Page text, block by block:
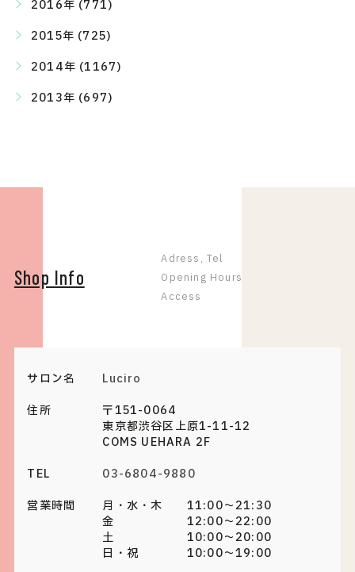
2016年 (771)
2015年 (725)
2014年 (1167)
2013年 (697)
Shop Info
Adress, Tel
Opening Hours
Access
サロン名
Luciro
住所
〒151-0064
東京都渋谷区上原1-11-12
COMS UEHARA 2F
TEL
03-6804-9880
営業時間
月・水・木 11:00～21:30
金 12:00～22:00
土 10:00～20:00
日・祝 10:00～19:00